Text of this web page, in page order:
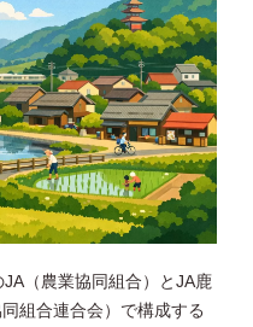
（農業協同組合）とJA鹿
組合連合会）で構成する